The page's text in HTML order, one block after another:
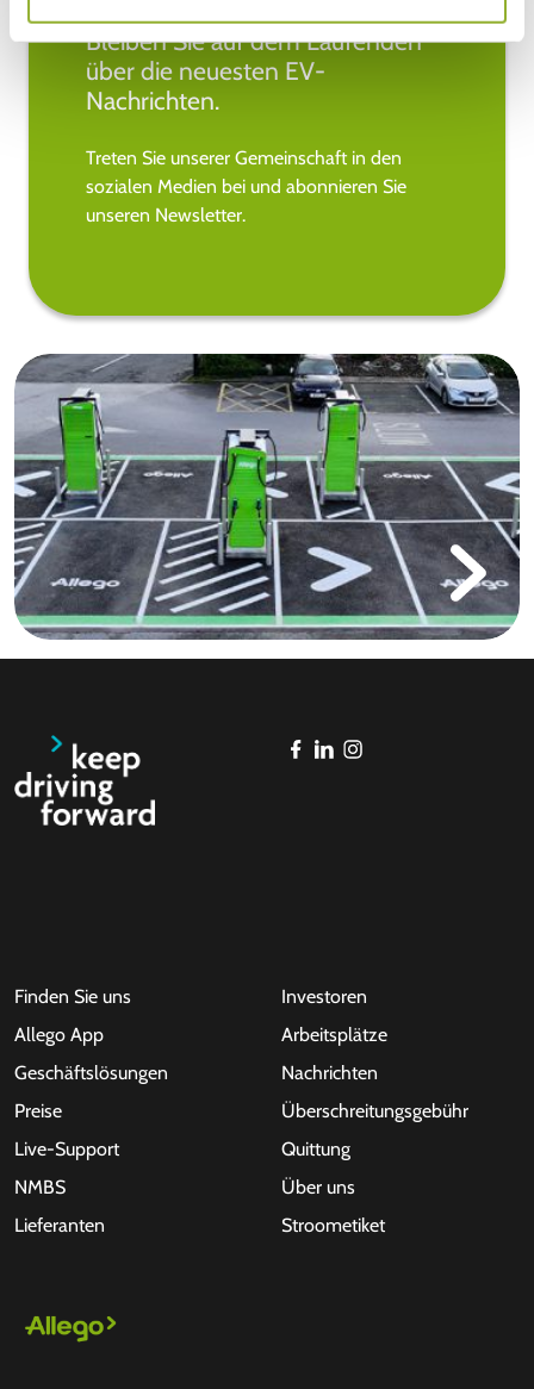
Bleiben Sie auf dem Laufenden
über die neuesten EV-
Nachrichten.
Treten Sie unserer Gemeinschaft in den
sozialen Medien bei und abonnieren Sie
unseren Newsletter.
Finden Sie uns
Allego App
Geschäftslösungen
Preise
Live-Support
NMBS
Lieferanten
Investoren
Arbeitsplätze
Nachrichten
Überschreitungsgebühr
Quittung
Über uns
Stroometiket